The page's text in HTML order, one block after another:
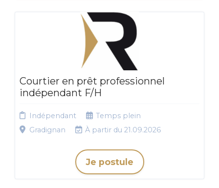
Courtier en prêt professionnel
indépendant F/H
Indépendant
Temps plein
Gradignan
À partir du 21.09.2026
Je postule